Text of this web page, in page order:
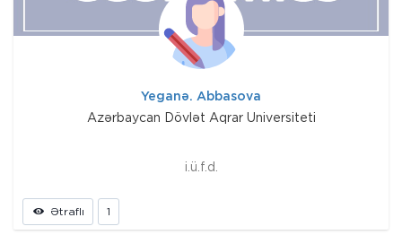
Yeganə. Abbasova
Azərbaycan Dövlət Aqrar Universiteti
i.ü.f.d.
Ətraflı 1